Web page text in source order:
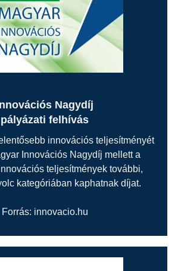
Nagydíj
pályázati felhívás
innovációs teljesítményét
Innovációs Nagydíj mellett a
teljesítmények további,
kategóriában kaphatnak díjat.
Forrás: innovacio.hu